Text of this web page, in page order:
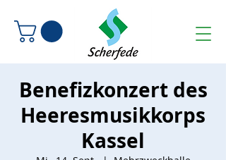
Benefizkonzert des
Heeresmusikkorps
Kassel